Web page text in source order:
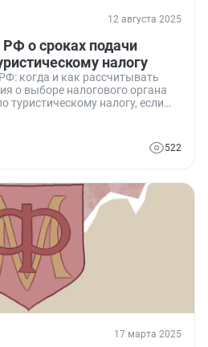
12 августа 2025
о сроках подачи
налогу
когда и как рассчитывать
о выборе налогового органа
туристическому налогу, если
522
17 марта 2025